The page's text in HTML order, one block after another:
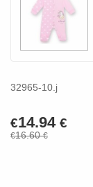
32965-10.j
€14.94 €
€16.60€